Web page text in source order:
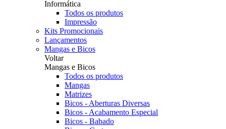
Informática
Todos os produtos
Impressão
Kits Promocionais
Lançamentos
Mangas e Bicos
Voltar
Mangas e Bicos
Todos os produtos
Mangas
Matrizes
Bicos - Aberturas Diversas
Bicos - Acabamento Especial
Bicos - Babado